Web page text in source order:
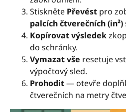
Stiskněte Převést pro
palcích čtverečních (in²)
Kopírovat výsledek
do schránky.
Vymazat vše resetuje
výpočtový sled.
Prohodit— otevře
čtverečních na metry